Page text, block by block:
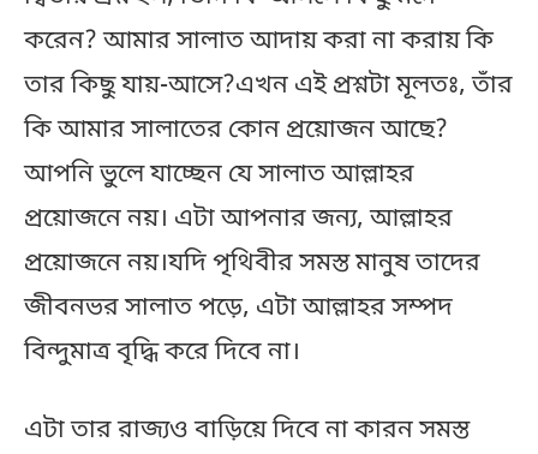
করেন? আমার সালাত আদায় করা না করায় কি
তার কিছু যায়-আসে?এখন এই প্রশ্নটা মূলতঃ, তাঁর
কি আমার সালাতের কোন প্রয়োজন আছে?
আপনি ভুলে যাচ্ছেন যে সালাত আল্লাহর
প্রয়োজনে নয়। এটা আপনার জন্য, আল্লাহর
প্রয়োজনে নয়।যদি পৃথিবীর সমস্ত মানুষ তাদের
জীবনভর সালাত পড়ে, এটা আল্লাহর সম্পদ
বিন্দুমাত্র বৃদ্ধি করে দিবে না।
এটা তার রাজ্যও বাড়িয়ে দিবে না কারন সমস্ত